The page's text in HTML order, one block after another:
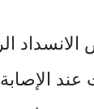
عند